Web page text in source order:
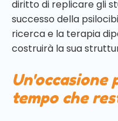
diritto di replicare gli
successo della
ricerca e la terapia
costruirà la sua
Un'occasione
tempo che